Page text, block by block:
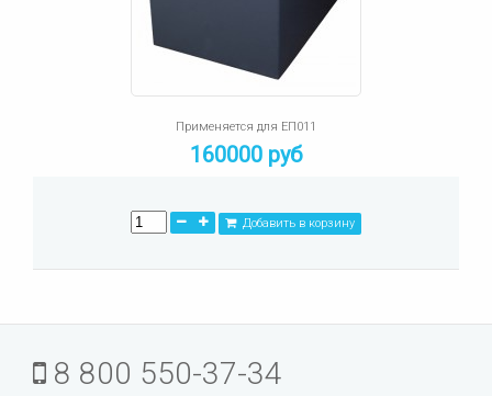
Применяется для ЕП011
160000 руб
Добавить в корзину
8 800 550-37-34